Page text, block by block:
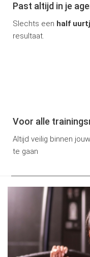
Past altijd in je
Slechts een half
resultaat.
Voor alle
Altijd veilig binnen
te gaan